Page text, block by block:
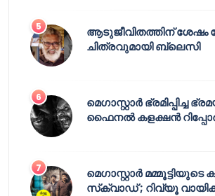
ആടുജീവിതത്തിന്
ചിത്രവുമായി ബ്ലെസി
മെഗാസ്റ്റാർ ഭ്രമിപ്പിച്ച
ഫൈനൽ കളക്ഷൻ
മെഗാസ്റ്റാർ മമ്മൂട്ടിയുടെ
സ്‌ക്വാഡ് ; റിവ്യൂ